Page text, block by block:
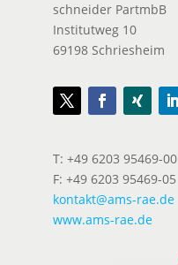
schneider PartmbB
Institutweg 10
69198 Schriesheim
T: +49 6203 95469-00
F: +49 6203 95469-05
kontakt@ams-rae.de
www.ams-rae.de